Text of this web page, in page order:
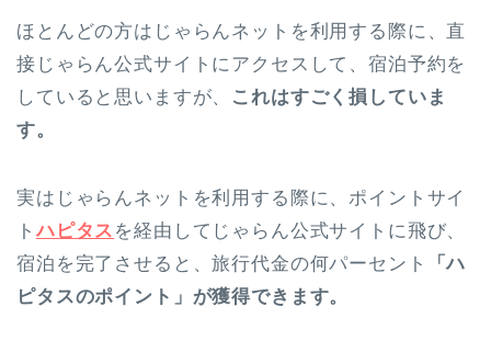
ほとんどの方はじゃらんネットを利用する際に、直
接じゃらん公式サイトにアクセスして、宿泊予約を
していると思いますが、 これはすごく損していま
す。
実はじゃらんネットを利用する際に、ポイントサイ
トハピタス を経由してじゃらん公式サイトに飛び、
宿泊を完了させると、旅行代金の何パーセント
「ハ
ピタスのポイント」が獲得できます。